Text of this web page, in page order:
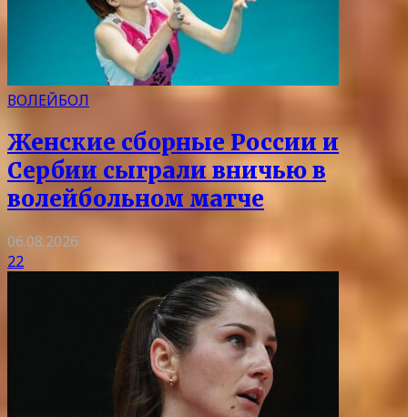
ВОЛЕЙБОЛ
Женские сборные России и
Сербии сыграли вничью в
волейбольном матче
06.08.2026
22